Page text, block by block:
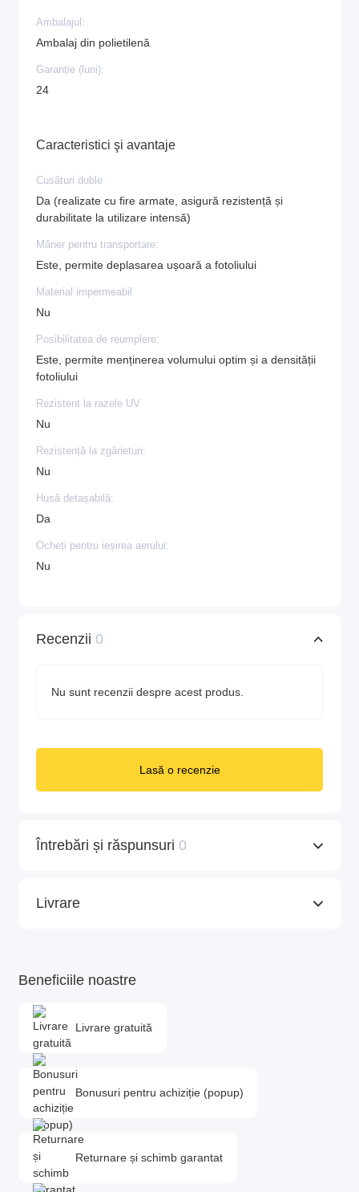
Ambalajul:
Ambalaj din polietilenă
Garanție (luni):
24
Caracteristici şi avantaje
Cusături duble
Da (realizate cu fire armate, asigură rezistență și
durabilitate la utilizare intensă)
Mâner pentru transportare:
Este, permite deplasarea ușoară a fotoliului
Material impermeabil
Nu
Posibilitatea de reumplere:
Este, permite menținerea volumului optim și a densității
fotoliului
Rezistent la razele UV
Nu
Rezistență la zgârieturi:
Nu
Husă detașabilă:
Da
Ocheți pentru ieșirea aerului:
Nu
Recenzii 0
Nu sunt recenzii despre acest produs.
Lasă o recenzie
Întrebări și răspunsuri 0
Livrare
Beneficiile noastre
Livrare gratuită
Bonusuri pentru achiziție (popup)
Returnare și schimb garantat